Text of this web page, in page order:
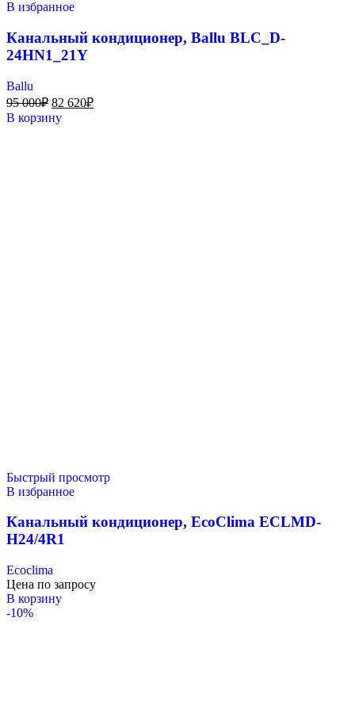
В избранное
Канальный кондиционер, Ballu BLC_D-
24HN1_21Y
Ballu
95 000₽ 82 620₽
В корзину
Быстрый просмотр
В избранное
Канальный кондиционер, EcoClima ECLMD-
H24/4R1
Ecoclima
Цена по запросу
В корзину
-10%